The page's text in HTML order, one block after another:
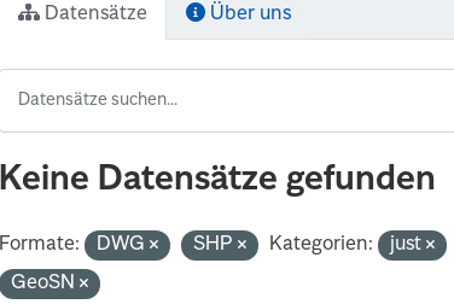
Datensätze Über uns
Keine Datensätze gefunden
Formate: DWG SHP Kategorien: just
GeoSN